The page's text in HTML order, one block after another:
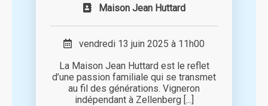
Maison Jean Huttard
vendredi 13 juin 2025 à 11h00
La Maison Jean Huttard est le reflet
d’une passion familiale qui se transmet
au fil des générations. Vigneron
indépendant à Zellenberg [...]